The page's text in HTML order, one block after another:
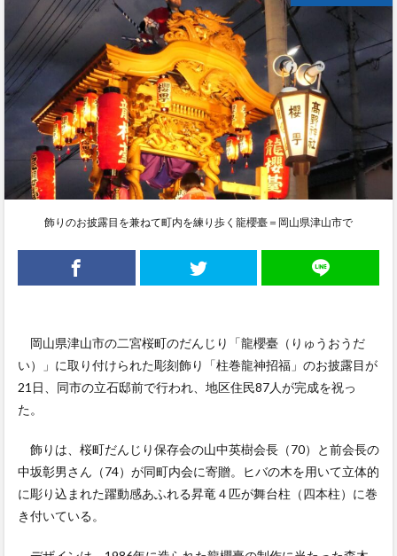
飾りのお披露目を兼ねて町内を練り歩く龍櫻臺＝岡山県津山市で
岡山県津山市の二宮桜町のだんじり「龍櫻臺（りゅうおうだ
い）」に取り付けられた彫刻飾り「柱巻龍神招福」のお披露目が
21日、同市の立石邸前で行われ、地区住民87人が完成を祝っ
た。
飾りは、桜町だんじり保存会の山中英樹会長（70）と前会長の
中坂彰男さん（74）が同町内会に寄贈。ヒバの木を用いて立体的
に彫り込まれた躍動感あふれる昇竜４匹が舞台柱（四本柱）に巻
き付いている。